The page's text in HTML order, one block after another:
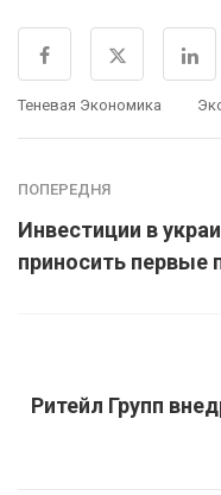
Теневая Экономика
ПОПЕРЕДНЯ
Инвестиции в
приносить первые
Ритейл Групп